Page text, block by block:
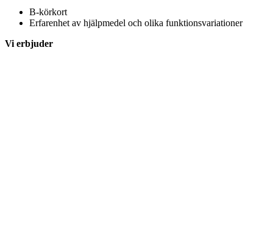
B-körkort
Erfarenhet av hjälpmedel och olika funktionsvariationer
Vi erbjuder